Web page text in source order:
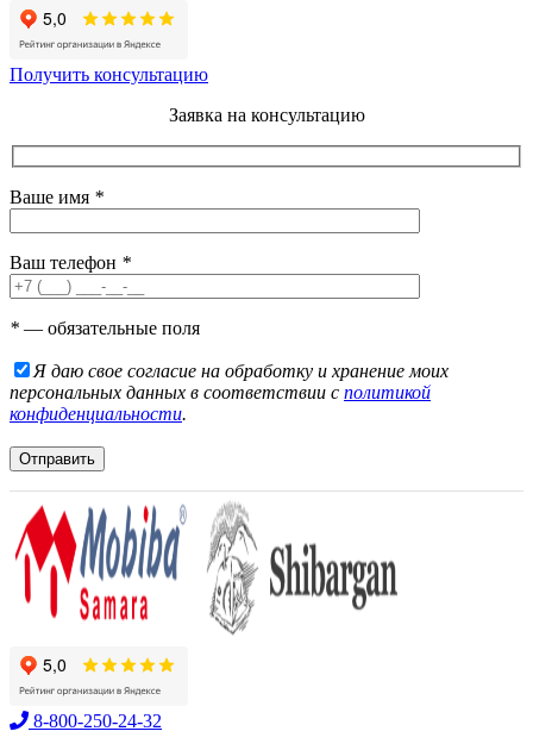
Получить консультацию
Заявка на консультацию
Ваше имя *
Ваш телефон *
* — обязательные поля
Я даю свое согласие на обработку и хранение моих
персональных данных в соответствии с политикой
конфиденциальности.
8-800-250-24-32